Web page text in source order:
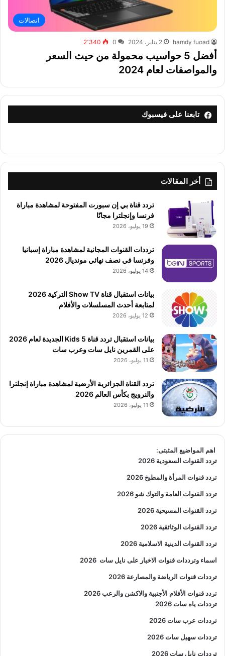
اتصالات
hamdy fuoad 2 يناير، 2024 0 2٬340
أفضل 5 حواسيب محمولة من حيث السعر
والمواصفات لعام 2024
تابعنا على فيسبوك
أخر المقالات
تردد قناة بي إن سبورت المفتوحة لمشاهدة مباراة
فرنسا وإنجلترا مجانًا
19 يوليو، 2026
ترددات القنوات المجانية لمشاهدة مباراة إسبانيا
وفرنسا في نصف نهائي مونديال 2026
14 يوليو، 2026
بيانات استقبال قناة Show TV التركية 2026
لمتابعة أحدث المسلسلات والأفلام
12 يوليو، 2026
بيانات استقبال تردد قناة 5 Kids الجديدة لعام 2026
على القمرين نايل سات وعرب سات
11 يوليو، 2026
تردد القناة الجزائرية الأرضية لمشاهدة مباراة إنجلترا
والنرويج بكأس العالم 2026
11 يوليو، 2026
اهم المواضيع المثبتى:
تردد القنوات السعودية 2026
تردد قنوات المرأة والمطبخ 2026
تردد القنوات العامة والتوك شو 2026
تردد القنوات المسيحية 2026
تردد القنوات الوثائقية 2026
تردد القنوات الدينية الاسلامية 2026
اسماء وترددات قنوات الاخبار على نايل سات 2026
ترددات قنوات الرياضة والمصارعة 2026
تردد قنوات الأفلام الأجنبية والاكشن والرعب2026
ترددات ياه سات 2026
ترددات عرب سات 2026
ترددات سهيل سات 2026
ترددات نايل سات 2026